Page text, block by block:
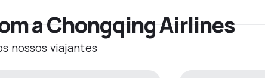
a Chongqing Airlines
nossos viajantes